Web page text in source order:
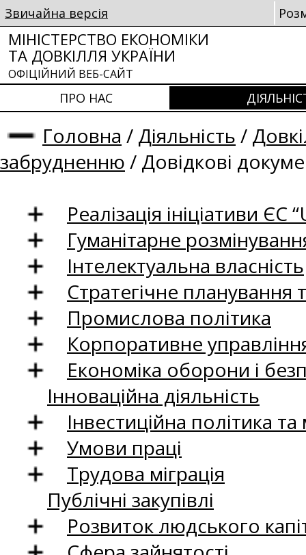
Звичайна версія
МІНІСТЕРСТВО ЕКОНОМІКИ
ТА ДОВКІЛЛЯ УКРАЇНИ
ОФІЦІЙНИЙ ВЕБ-САЙТ
ПРО НАС
Головна / Діяльність /
забрудненню / Довідкові
Реалізація ініціативи ЄС
Гуманітарне
Інтелектуальна власність
Стратегічне
Промислова політика
Корпоративне
Економіка оборони і
Інноваційна діяльність
Інвестиційна політика
Умови праці
Трудова міграція
Публічні закупівлі
Розвиток людського